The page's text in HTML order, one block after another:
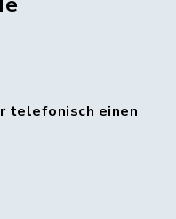
telefonisch einen